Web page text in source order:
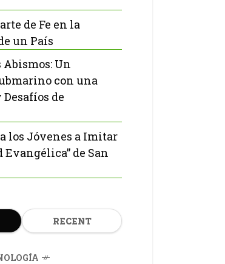
de Fe en la
un País
Un
con una
de
los Jóvenes a Imitar
Evangélica” de San
RECENT